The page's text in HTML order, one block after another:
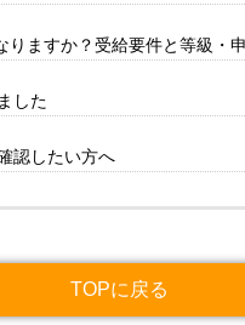
ますか？受給要件と等級・
した
認したい方へ
TOPに戻る